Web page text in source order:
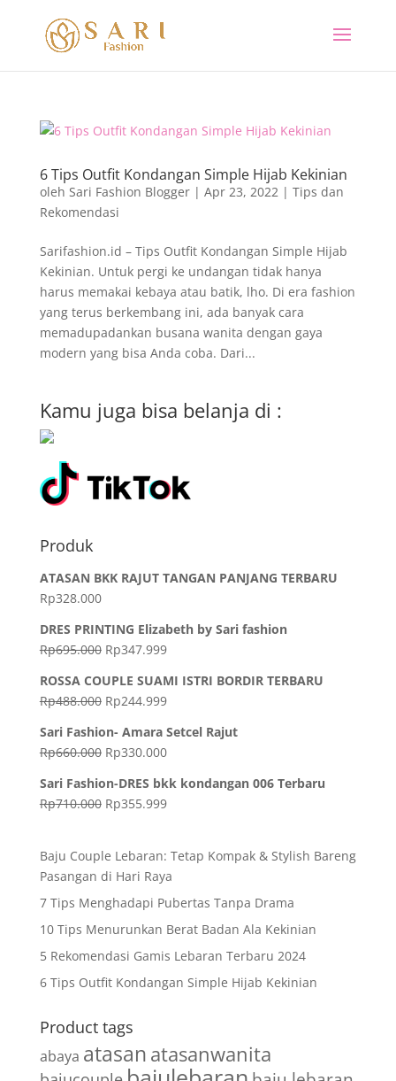
6 Tips Outfit Kondangan Simple Hijab Kekinian
oleh Sari Fashion Blogger| Apr 23, 2022| Tips dan
Rekomendasi
Sarifashion.id – Tips Outfit Kondangan Simple Hijab
Kekinian. Untuk pergi ke undangan tidak hanya
harus memakai kebaya atau batik, lho. Di era fashion
yang terus berkembang ini, ada banyak cara
memadupadankan busana wanita dengan gaya
modern yang bisa Anda coba. Dari...
Kamu juga bisa belanja di :
Produk
ATASAN BKK RAJUT TANGAN PANJANG TERBARU
Rp328.000
DRES PRINTING Elizabeth by Sari fashion
Rp695.000 Rp347.999
ROSSA COUPLE SUAMI ISTRI BORDIR TERBARU
Rp488.000 Rp244.999
Sari Fashion- Amara Setcel Rajut
Rp660.000 Rp330.000
Sari Fashion-DRES bkk kondangan 006 Terbaru
Rp710.000 Rp355.999
Baju Couple Lebaran: Tetap Kompak & Stylish Bareng
Pasangan di Hari Raya
7 Tips Menghadapi Pubertas Tanpa Drama
10 Tips Menurunkan Berat Badan Ala Kekinian
5 Rekomendasi Gamis Lebaran Terbaru 2024
6 Tips Outfit Kondangan Simple Hijab Kekinian
Product tags
abaya atasan atasanwanita